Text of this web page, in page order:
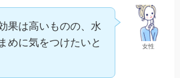
女性
果は高いものの、水
めに気をつけたいと